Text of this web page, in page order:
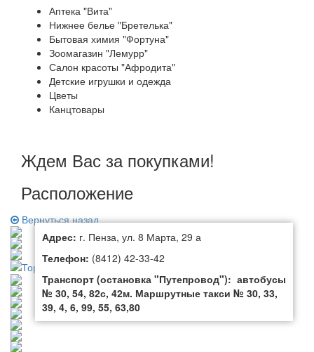
Аптека "Вита"
Нижнее белье "Бретелька"
Бытовая химия "Фортуна"
Зоомагазин "Лемурр"
Салон красоты "Афродита"
Детские игрушки и одежда
Цветы
Канцтовары
Ждем Вас за покупками!
Расположение
Адрес: г. Пенза, ул. 8 Марта, 29 а
Телефон: (8412) 42-33-42
Транспорт (остановка "Путепровод"): автобусы
№ 30, 54, 82с, 42м. Маршрутные такси № 30, 33,
39, 4, 6, 99, 55, 63,80
Вернуться назад